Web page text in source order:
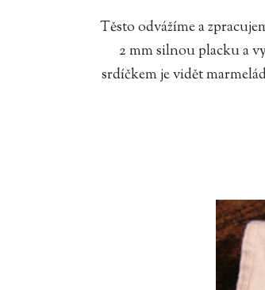
Těsto odvážíme a
2 mm silnou placku a
srdíčkem je vidět